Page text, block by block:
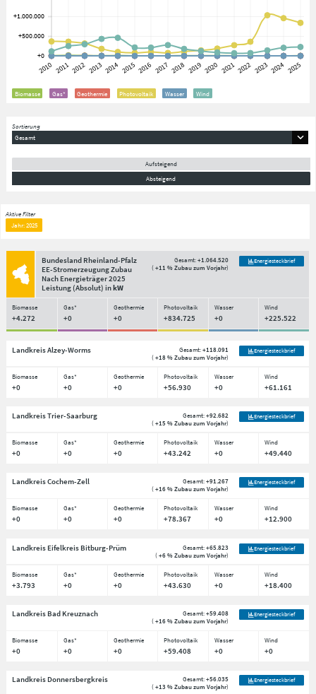
Biomasse Gas* Geothermie Photovoltaik Wasser Wind
Sortierung
Gesamt
Aufsteigend
Absteigend
Aktive Filter
Jahr: 2025
Bundesland Rheinland-Pfalz
EE-Stromerzeugung Zubau
Nach Energieträger2025
Leistung(Absolut) inkW
Gesamt:+1.064.520
(+11 % Zubau zum Vorjahr)
Energiesteckbrief
Biomasse Gas* Geothermie Photovoltaik Wasser Wind
+4.272 +0 +0 +834.725 +0 +225.522
Landkreis Alzey-Worms Gesamt:+118.091
(+18 % Zubau zum Vorjahr)
Energiesteckbrief
Biomasse Gas* Geothermie Photovoltaik Wasser Wind
+0 +0 +0 +56.930 +0 +61.161
Landkreis Trier-Saarburg Gesamt:+92.682
(+15 % Zubau zum Vorjahr)
Energiesteckbrief
Biomasse Gas* Geothermie Photovoltaik Wasser Wind
+0 +0 +0 +43.242 +0 +49.440
Landkreis Cochem-Zell Gesamt:+91.267
(+16 % Zubau zum Vorjahr)
Energiesteckbrief
Biomasse Gas* Geothermie Photovoltaik Wasser Wind
+0 +0 +0 +78.367 +0 +12.900
Landkreis Eifelkreis Bitburg-Prüm Gesamt:+65.823
(+6 % Zubau zum Vorjahr)
Energiesteckbrief
Biomasse Gas* Geothermie Photovoltaik Wasser Wind
+3.793 +0 +0 +43.630 +0 +18.400
Landkreis Bad Kreuznach Gesamt:+59.408
(+16 % Zubau zum Vorjahr)
Energiesteckbrief
Biomasse Gas* Geothermie Photovoltaik Wasser Wind
+0 +0 +0 +59.408 +0 +0
Landkreis Donnersbergkreis Gesamt:+56.035
(+13 % Zubau zum Vorjahr)
Energiesteckbrief